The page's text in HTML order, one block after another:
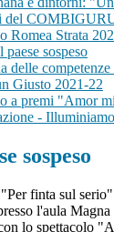
del
Romea Strata
sospeso
delle competenze
Giusto 2021-22
a premi "Amor
-
sospeso
finta sul
l'aula
lo spettacolo